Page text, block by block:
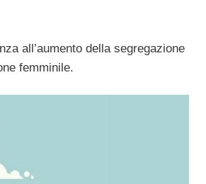
all’aumento della segregazione
femminile.